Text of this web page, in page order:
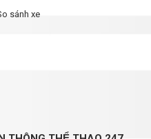
sánh xe